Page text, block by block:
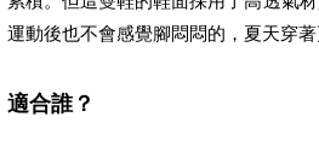
運動後也不會感覺腳悶悶的，夏天穿著
適合誰？